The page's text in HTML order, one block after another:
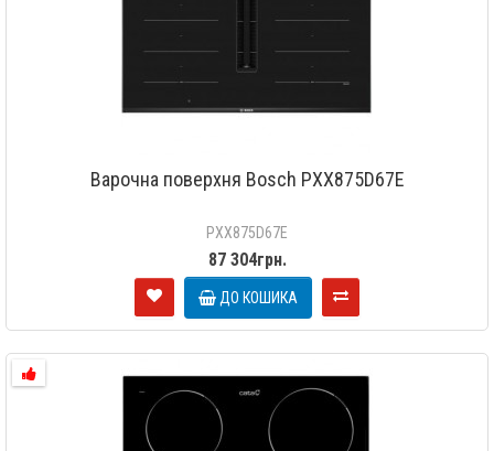
Варочна поверхня Bosch PXX875D67E
PXX875D67E
87 304грн.
ДО КОШИКА